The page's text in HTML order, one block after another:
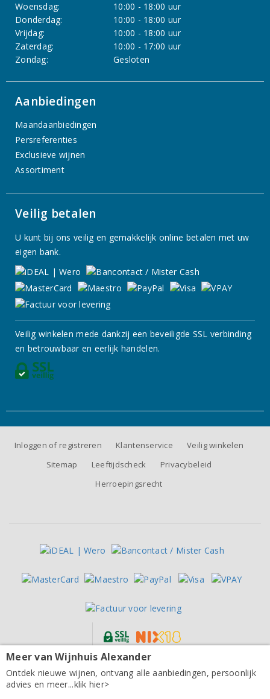
16,65
Woensdag:
10:00 - 18:00 uur
Donderdag:
10:00 - 18:00 uur
Vrijdag:
10:00 - 18:00 uur
Zaterdag:
10:00 - 17:00 uur
Zondag:
Gesloten
Aanbiedingen
Maandaanbiedingen
Persreferenties
Exclusieve wijnen
Assortiment
Veilig betalen
U kunt bij ons veilig en gemakkelijk online betalen met uw
eigen bank.
Veilig winkelen mede dankzij een beveiligde SSL verbinding
en betrouwbaar en eerlijk handelen.
Inloggen of registreren Klantenservice
Veilig winkelen
Sitemap
Leeftijdscheck
Privacybeleid
Herroepingsrecht
Alle prijzen zijn inclusief BTW, exclusief eventuele verzendkosten.
Meer van Wijnhuis Alexander
Ontdek nieuwe wijnen, ontvang alle aanbiedingen, persoonlijk
advies en meer...klik hier>